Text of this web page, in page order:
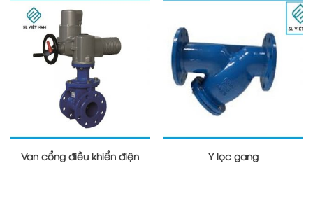
Van cổng điều khiển điện Y lọc gang